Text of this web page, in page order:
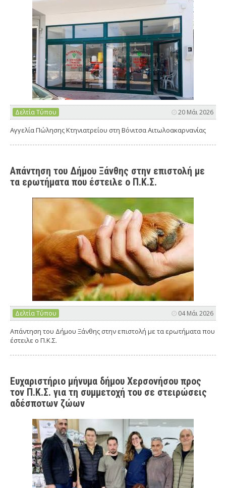
Δελτία Τύπου 20 Μάι 2026
Αγγελία Πώλησης Κτηνιατρείου στη Βόνιτσα Αιτωλοακαρνανίας
Απάντηση του Δήμου Ξάνθης στην επιστολή με
τα ερωτήματα που έστειλε ο Π.Κ.Σ.
Δελτία Τύπου 04 Μάι 2026
Απάντηση του Δήμου Ξάνθης στην επιστολή με τα ερωτήματα που
έστειλε ο Π.Κ.Σ.
Ευχαριστήριο μήνυμα δήμου Χερσονήσου προς
τον Π.Κ.Σ. για τη συμμετοχή του σε στειρώσεις
αδέσποτων ζώων